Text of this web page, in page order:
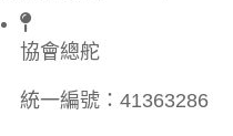
協會總舵
統一編號： 41363286